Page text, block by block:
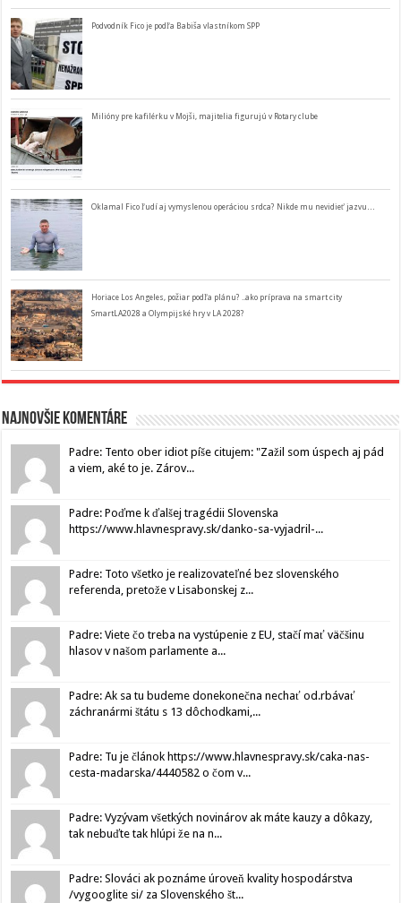
Podvodník Fico je podľa Babiša vlastníkom SPP
Milióny pre kafilérku v Mojši, majitelia figurujú v Rotary clube
Oklamal Fico ľudí aj vymyslenou operáciou srdca? Nikde mu nevidieť jazvu…
Horiace Los Angeles, požiar podľa plánu? ..ako príprava na smart city
SmartLA2028 a Olympijské hry v LA 2028?
Najnovšie komentáre
Padre: Tento ober idiot píše citujem: "Zažil som úspech aj pád
a viem, aké to je. Zárov...
Padre: Poďme k ďalšej tragédii Slovenska
https://www.hlavnespravy.sk/danko-sa-vyjadril-...
Padre: Toto všetko je realizovateľné bez slovenského
referenda, pretože v Lisabonskej z...
Padre: Viete čo treba na vystúpenie z EU, stačí mať väčšinu
hlasov v našom parlamente a...
Padre: Ak sa tu budeme donekonečna nechať od.rbávať
záchranármi štátu s 13 dôchodkami,...
Padre: Tu je článok https://www.hlavnespravy.sk/caka-nas-
cesta-madarska/4440582 o čom v...
Padre: Vyzývam všetkých novinárov ak máte kauzy a dôkazy,
tak nebuďte tak hlúpi že na n...
Padre: Slováci ak poznáme úroveň kvality hospodárstva
/vygooglite si/ za Slovenského št...